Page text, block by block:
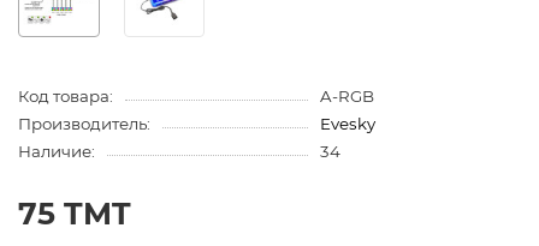
Код товара:
A-RGB
Производитель:
Evesky
Наличие:
34
75 TMT